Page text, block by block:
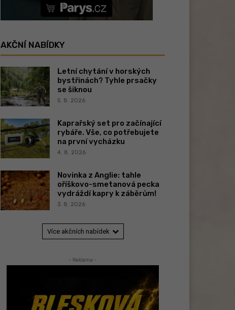
AKČNÍ NABÍDKY
Letní chytání v horských
bystřinách? Tyhle prsačky
se šiknou
5. 8. 2026
Kaprařský set pro začínající
rybáře. Vše, co potřebujete
na první vycházku
4. 8. 2026
Novinka z Anglie: tahle
oříškovo-smetanová pecka
vydráždí kapry k záběrům!
3. 8. 2026
Více akčních nabídek
- Reklama -